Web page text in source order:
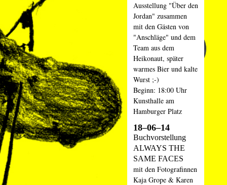
Ausstellung "Über den
Jordan" zusammen
mit den Gästen von
"Anschläge" und dem
Team aus dem
Heikonaut, später
warmes Bier und kalte
Wurst ;-)
Beginn: 18:00 Uhr
Kunsthalle am
Hamburger Platz
18–06–14
Buchvorstellung
ALWAYS THE
SAME FACES
mit den Fotografinnen
Kaja Grope & Karen